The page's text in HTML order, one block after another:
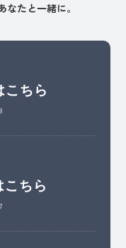
った秘密保持に
要がある各種報
る労務管理
般
たと一緒に。
ちら
ちら